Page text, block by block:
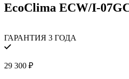
EcoClima ECW/I-
ГАРАНТИЯ 3 ГОДА
29 300 ₽